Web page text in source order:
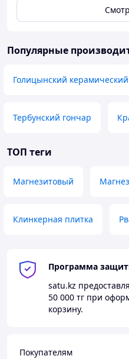
Популярные
Голицынский
Тербунский гончар
ТОП теги
Магнезитовый
Клинкерная плитка
Программа
satu.kz
50 000 тг при
корзину.
Покупателям